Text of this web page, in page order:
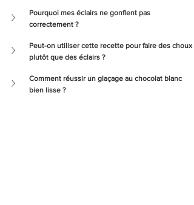
Pourquoi mes éclairs ne gonflent pas
correctement ?
Peut-on utiliser cette recette pour faire des choux
plutôt que des éclairs ?
Comment réussir un glaçage au chocolat blanc
bien lisse ?